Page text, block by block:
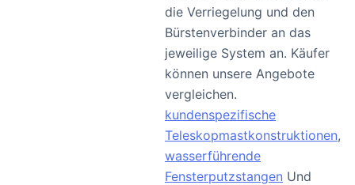
die Verriegelung und den
Bürstenverbinder an das
jeweilige System an. Käufer
können unsere Angebote
vergleichen.
kundenspezifische
Teleskopmastkonstruktionen,
wasserführende
Fensterputzstangen Und